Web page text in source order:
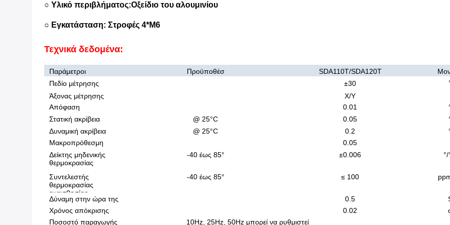
○ Υλικό περιβλήματος:Οξείδιο του αλουμινίου
○ Εγκατάσταση: Στροφές 4*M6
Τεχνικά δεδομένα:
Παράμετροι
Προϋποθέσ
SDA110T/SDA120T
Πεδίο μέτρησης
±30
Άξονας μέτρησης
Χ/Υ
Απόφαση
0.01
Στατική ακρίβεια
@ 25°C 0.05
Δυναμική ακρίβεια
@ 25°C 0.2
Μακροπρόθεσμη
σταθερότητα
0.05
Δείκτης μηδενικής
θερμοκρασίας
-40 έως 85° ±0.006
Συντελεστής
θερμοκρασίας
ευαισθησίας
-40 έως 85° ≤ 100
Δύναμη στην ώρα της 0.5
Χρόνος απόκρισης
0.02
Ποσοστό παραγωγής
10Hz, 25Hz, 50Hz μπορεί να ρυθμιστεί